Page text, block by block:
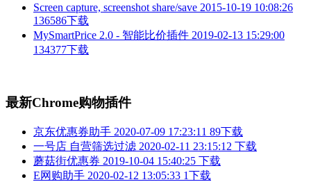
Screen capture, screenshot share/save 2015-10-19 10:08:26
136586下载
MySmartPrice 2.0 - 智能比价插件 2019-02-13 15:29:00
134377下载
最新Chrome购物插件
京东优惠券助手 2020-07-09 17:23:11 89下载
一号店 自营筛选过滤 2020-02-11 23:15:12 下载
蘑菇街优惠券 2019-10-04 15:40:25 下载
E网购助手 2020-02-12 13:05:33 1下载